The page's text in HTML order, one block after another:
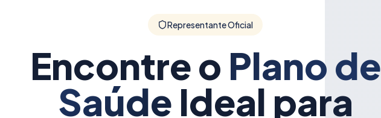
Representante Oficial
Encontre o Plano de
Saúde Ideal para